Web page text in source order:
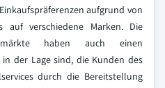
aufgrund von
auf verschiedene Marken. Die
haben auch einen
der Lage sind, die Kunden des
durch die Bereitstellung